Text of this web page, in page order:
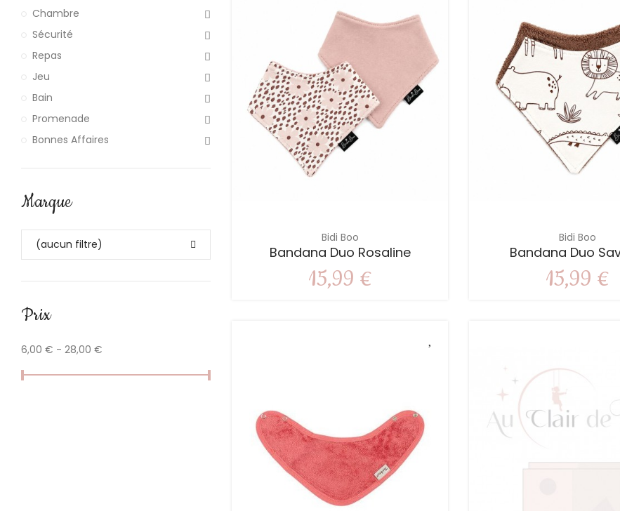
Bidi Boo
Bandana Duo Rosaline
15,99 €
Bidi Boo
Bandana Duo
15,99 €
Chambre
Sécurité
Repas
Jeu
Bain
Promenade
Bonnes Affaires
Marque
(aucun filtre)
Prix
6,00 € - 28,00 €